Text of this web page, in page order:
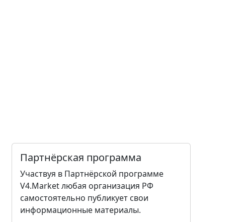
Партнёрская программа
Участвуя в Партнёрской программе
V4.Market любая организация РФ
самостоятельно публикует свои
информационные материалы.